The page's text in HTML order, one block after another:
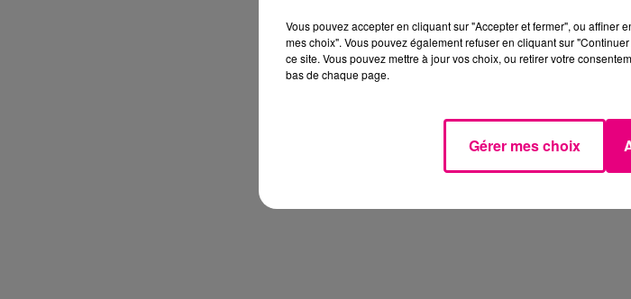
Vous pouvez accepter en cliquant sur "Accepter et fermer", ou affiner
mes choix". Vous pouvez également refuser en cliquant sur
ce site. Vous pouvez mettre à jour vos choix, ou retirer votre
bas de chaque page.
Gérer mes choix